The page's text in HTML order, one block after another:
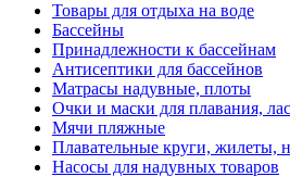
Товары для отдыха на воде
Бассейны
Принадлежности к бассейнам
Антисептики для бассейнов
Матраcы надувные, плоты
Очки и маски для плавания,
Мячи пляжные
Плавательные круги, жилеты,
Насосы для надувных товаров